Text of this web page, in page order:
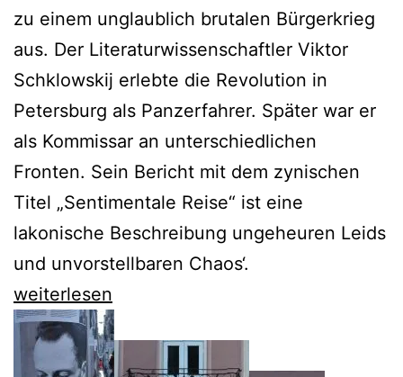
zu einem unglaublich brutalen Bürgerkrieg
aus. Der Literaturwissenschaftler Viktor
Schklowskij erlebte die Revolution in
Petersburg als Panzerfahrer. Später war er
als Kommissar an unterschiedlichen
Fronten. Sein Bericht mit dem zynischen
Titel „Sentimentale Reise“ ist eine
lakonische Beschreibung ungeheuren Leids
und unvorstellbaren Chaos‘.
Viktor
Schklowskij
schildert
weiterlesen